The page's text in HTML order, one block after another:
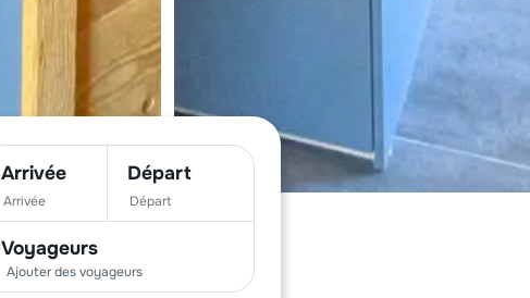
Arrivée Départ
Voyageurs
Ajouter desvoyageurs